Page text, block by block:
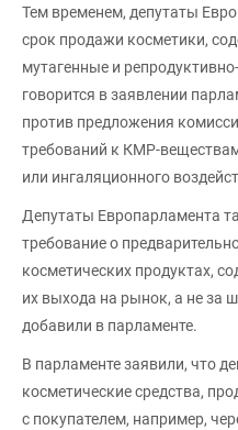
Тем временем, депутаты
срок продажи косметики,
мутагенные и
говорится в заявлении
против предложения
требований к КМР-
или ингаляционного
Депутаты Европарламента
требование о
косметических продуктах,
их выхода на рынок, а не за
добавили в парламенте.
В парламенте заявили, что
косметические средства,
с покупателем, например,